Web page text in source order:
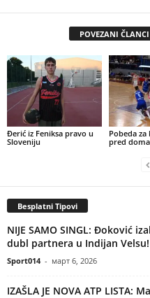
POVEZANI ČLANCI
Đerić iz Feniksa pravo u
Sloveniju
Pobeda
pred
Besplatni Tipovi
NIJE SAMO SINGL: Đoković
dubl partnera u Indijan Velsu!
Sport014 - март 6, 2026
IZAŠLA JE NOVA ATP LISTA: